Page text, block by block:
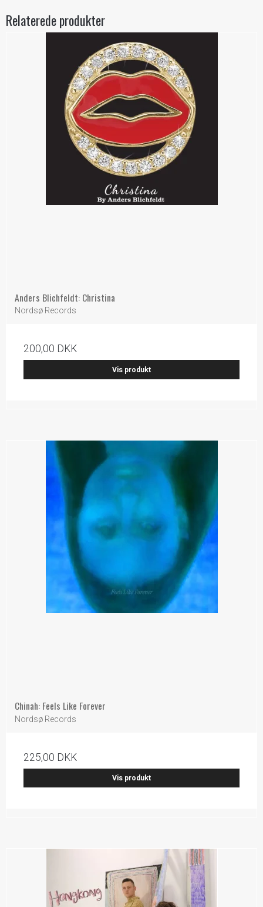
Relaterede produkter
Anders Blichfeldt: Christina
Nordsø Records
200,00 DKK
Vis produkt
Chinah: Feels Like Forever
Nordsø Records
225,00 DKK
Vis produkt